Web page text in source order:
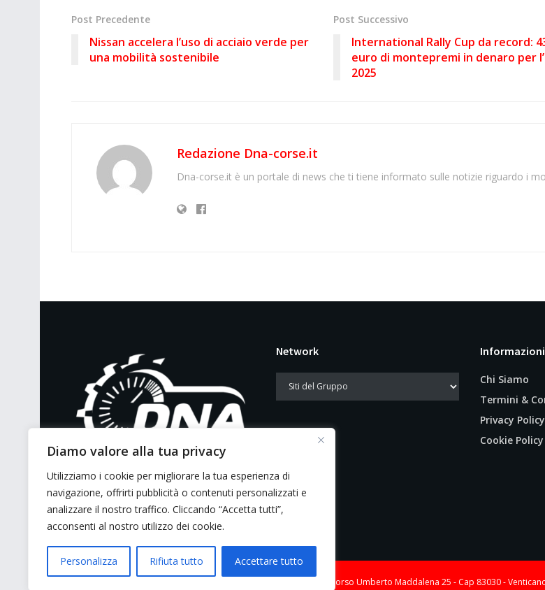
Diamo valore alla tua privacy
Utilizziamo i cookie per migliorare la tua esperienza di
navigazione, offrirti pubblicità o contenuti personalizzati e
analizzare il nostro traffico. Cliccando “Accetta tutti”,
acconsenti al nostro utilizzo dei cookie.
Personalizza Rifiuta tutto Accettare tutto
Post Precedente
Nissan accelera l’uso di acciaio verde per
una mobilità sostenibile
Post Successivo
International Rally Cup da record:
euro di montepremi in denaro per
2025
Redazione Dna-corse.it
Dna-corse.it è un portale di news che ti tiene informato sulle notizie riguardo i
E’ un portale di news ai sensi del D.L.
7/5/2001 n. 62
Network Informazioni
Chi Siamo
Termini &
Privacy Policy
Cookie Policy
© 2026 GMG Media Company Di Mossutti Gianluca | Sede legale: Corso Umberto Maddalena 25 - Cap 83030 -